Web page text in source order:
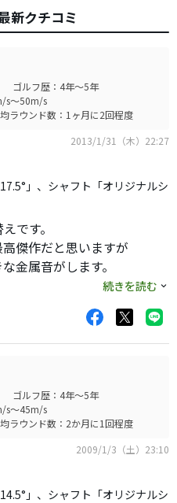
新クチコミ
ゴルフ歴：4年～5年
s～50m/s
ラウンド数：1ヶ月に2回程度
2013/1/31（木）22:27
」、シャフト「オリジナルシ
です。
傑作だと思いますが
金属音がします。
方飛んでる感じがするので
いので安心して叩けます。
面が広いですが
丁度いいのかもしれませ
われるがかなり外れで
堂入りしてもいいと思い
続きを読む
ゴルフ歴：4年～5年
s～45m/s
ラウンド数：2か月に1回程度
2009/1/3（土）23:10
」、シャフト「オリジナルシ